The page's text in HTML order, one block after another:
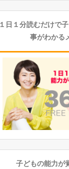
１日１分読むだけで
事がわかる
子どもの能力が